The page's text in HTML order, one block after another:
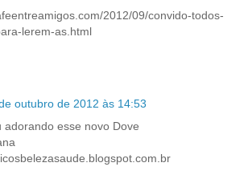
2012/09/convido-todos-
lerem-as.html
outubro de 2012 às 14:53
adorando esse novo Dove